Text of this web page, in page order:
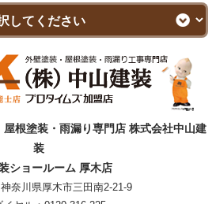
根塗装・雨漏り専門店 株式会社中山建
装
ショールーム 厚木店
奈川県厚木市三田南2-21-9